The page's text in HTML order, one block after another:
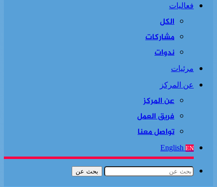
فعاليات
الكل
مشاركات
ندوات
مرئيات
عن المركز
عن المركز
فريق العمل
تواصل معنا
English EN
بحث عن